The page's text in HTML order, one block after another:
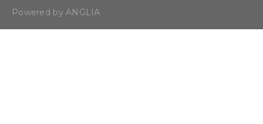
Powered by ANGLIA